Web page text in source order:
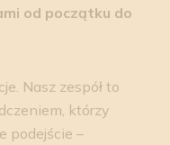
od początku do
Nasz zespół to
którzy
podejście –